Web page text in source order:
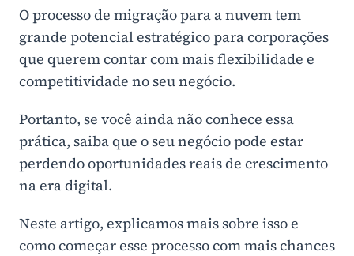
O processo de migração para a nuvem tem
grande potencial estratégico para corporações
que querem contar com mais flexibilidade e
competitividade no seu negócio.
Portanto, se você ainda não conhece essa
prática, saiba que o seu negócio pode estar
perdendo oportunidades reais de crescimento
na era digital.
Neste artigo, explicamos mais sobre isso e
como começar esse processo com mais chances